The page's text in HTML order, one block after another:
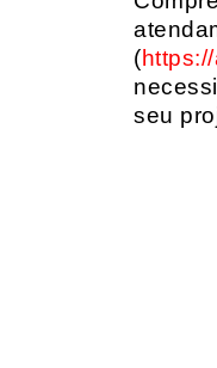
(
seu